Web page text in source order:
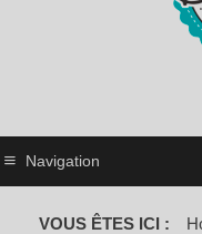
Navigation
VOUS ÊTES ICI :